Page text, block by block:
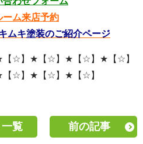
ーム来店予約
ムキ塗装のご紹介ページ
☆】★【☆】★【☆】★【☆】
☆】★【☆】★【☆】
一覧 前の記事